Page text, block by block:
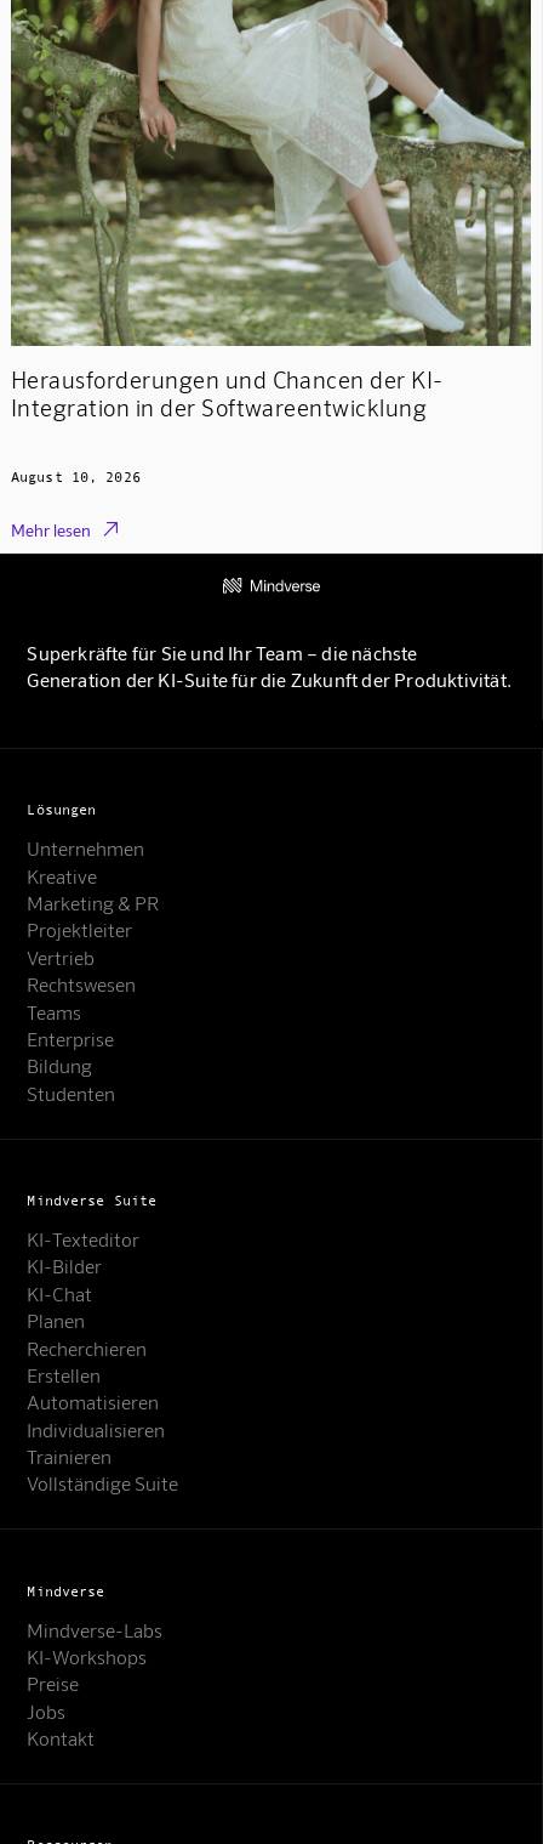
Herausforderungen und Chancen der KI-
Integration in der Softwareentwicklung
August 10, 2026
Mehr lesen 
Superkräfte für Sie und Ihr Team – die nächste
Generation der KI-Suite für die Zukunft der Produktivität.
Lösungen
Unternehmen
Kreative
Marketing & PR
Projektleiter
Vertrieb
Rechtswesen
Teams
Enterprise
Bildung
Studenten
Mindverse Suite
KI-Texteditor
KI-Bilder
KI-Chat
Planen
Recherchieren
Erstellen
Automatisieren
Individualisieren
Trainieren
Vollständige Suite
Mindverse
Mindverse-Labs
KI-Workshops
Preise
Jobs
Kontakt